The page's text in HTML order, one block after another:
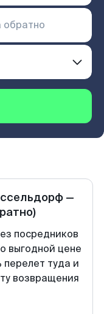
—
посредников
выгодной цене
туда и
возвращения